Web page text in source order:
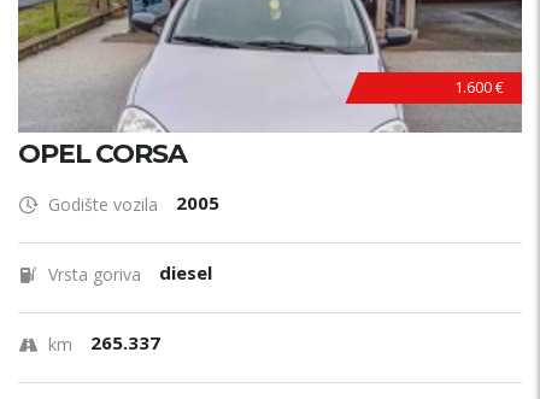
1.600 €
OPEL CORSA
Godište vozila 2005
Vrsta goriva diesel
km 265.337